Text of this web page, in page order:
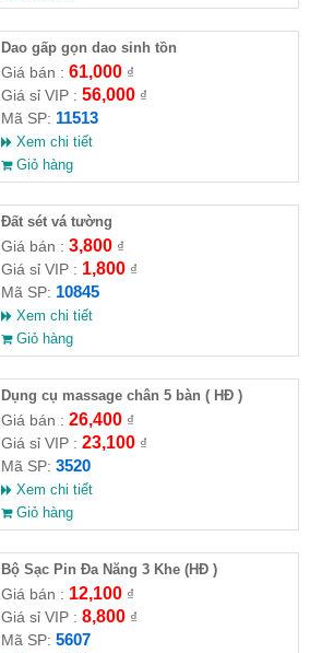
Dao gấp gọn dao sinh tồn
Giá bán : 61,000₫
Giá sỉ VIP : 56,000₫
Mã SP: 11513
Xem chi tiết
Giỏ hàng
Đất sét vá tường
Giá bán : 3,800₫
Giá sỉ VIP : 1,800₫
Mã SP: 10845
Xem chi tiết
Giỏ hàng
Dụng cụ massage chân 5 bàn ( HĐ )
Giá bán : 26,400₫
Giá sỉ VIP : 23,100₫
Mã SP: 3520
Xem chi tiết
Giỏ hàng
Bộ Sạc Pin Đa Năng 3 Khe (HĐ )
Giá bán : 12,100₫
Giá sỉ VIP : 8,800₫
Mã SP: 5607